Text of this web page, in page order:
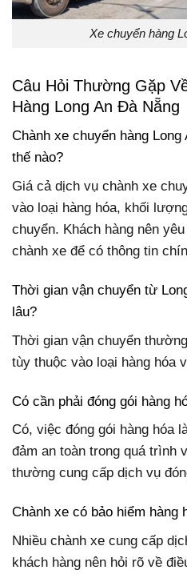
Xe chuyển hàng
Câu Hỏi Thường Gặp
Hàng Long An Đà Nẵng
Chành xe chuyển hàng
thế nào?
Giá cả dịch vụ chành xe
vào loại hàng hóa, khối
chuyển. Khách hàng nên
chành xe để có thông tin
Thời gian vận chuyển từ
lâu?
Thời gian vận chuyển
tùy thuộc vào loại hàng hóa
Có cần phải đóng gói hàng
Có, việc đóng gói hàng hóa
đảm an toàn trong quá trình
thường cung cấp dịch vụ
Chành xe có bảo hiểm hàng
Nhiều chành xe cung cấp
khách hàng nên hỏi rõ về